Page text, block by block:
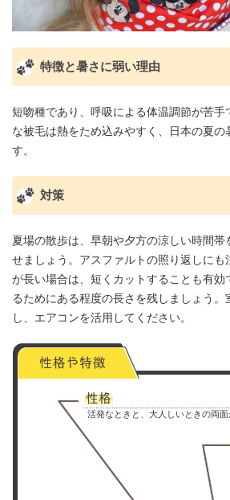
特徴と暑さに弱い理由
短吻種であり、呼吸による体温調節が苦手
な被毛は熱をため込みやすく、日本の夏の
す。
対策
夏場の散歩は、早朝や夕方の涼しい時間帯
せましょう。アスファルトの照り返しにも
が長い場合は、短くカットすることも有効
るためにある程度の長さを残しましょう
し、エアコンを活用してください。
活発なときと、大人しいときの両面